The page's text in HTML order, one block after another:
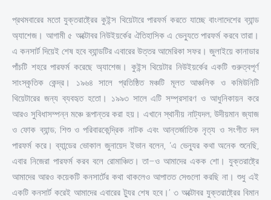
প্রথমবারের মতো যুক্তরাষ্ট্রের কুইন্স থিয়েটারে পারফর্ম করতে যাচ্ছে বাংলাদেশের ব্যান্ড
অ্যাশেজ। আগামী ৫ অক্টোবর নিউইয়র্কের ঐতিহাসিক এ ভেন্যুতে পারফর্ম করবে তারা।
এ কনসার্ট দিয়েই শেষ হবে ব্যান্ডটির এবারের উত্তর আমেরিকা সফর। জুলাইয়ে কানাডার
পাঁচটি শহরে পারফর্ম করেছে অ্যাশেজ। কুইন্স থিয়েটার নিউইয়র্কের একটি গুরুত্বপূর্ণ
সাংস্কৃতিক কেন্দ্র। ১৯৬৪ সালে প্রতিষ্ঠিত মঞ্চটি মূলত আঞ্চলিক ও কমিউনিটি
থিয়েটারের জন্য ব্যবহৃত হতো। ১৯৯৩ সালে এটি সম্প্রসারণ ও আধুনিকায়ন করে
আরও সুবিধাসম্পন্ন মঞ্চে রূপান্তর করা হয়। এখানে স্থানীয় নাট্যদল; উদীয়মান জ্যাজ
ও ফোক ব্যান্ড; শিশু ও পরিবারকেন্দ্রিক নাটক এবং আন্তর্জাতিক নৃত্য ও সংগীত দল
পারফর্ম করে। ব্যান্ডের ভোকাল জুনায়েদ ইভান বলেন, ‘এ ভেন্যুর কথা অনেক শুনেছি,
এবার নিজেরা পারফর্ম করব বলে রোমাঞ্চিত। তা–ও আমাদের একক শো। যুক্তরাষ্ট্রে
আমাদের আরও কয়েকটি কনসার্টের কথা থাকলেও আপাতত সেগুলো করছি না। শুধু এই
একটি কনসার্ট করেই আমাদের এবারের ট্যুর শেষ হবে।’ ৩ অক্টোবর যুক্তরাষ্ট্রের বিমান